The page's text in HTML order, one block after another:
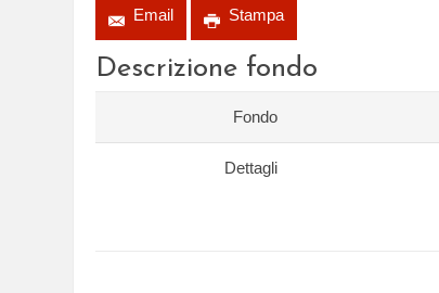
Email Stampa
Descrizione fondo
Fondo
Dettagli